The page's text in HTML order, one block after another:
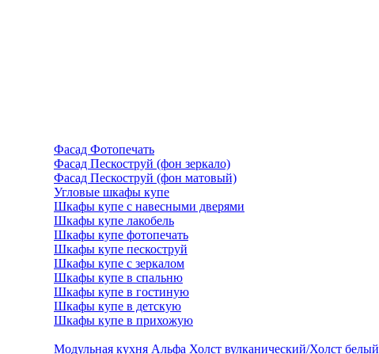
Фасад Фотопечать
Фасад Пескоструй (фон зеркало)
Фасад Пескоструй (фон матовый)
Угловые шкафы купе
Шкафы купе с навесными дверями
Шкафы купе лакобель
Шкафы купе фотопечать
Шкафы купе пескоструй
Шкафы купе с зеркалом
Шкафы купе в спальню
Шкафы купе в гостиную
Шкафы купе в детскую
Шкафы купе в прихожую
Модульная кухня Альфа Холст вулканический/Холст белый